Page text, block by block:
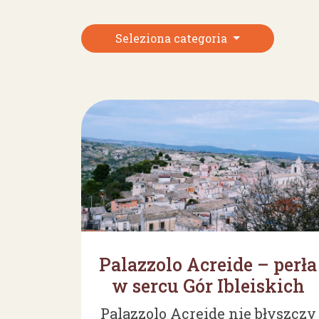
Seleziona categoria
Palazzolo Acreide – perła
w sercu Gór Ibleiskich
Palazzolo Acreide nie błyszczy